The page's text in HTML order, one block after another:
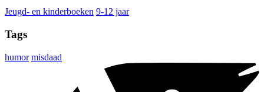
Jeugd- en kinderboeken 9-12 jaar
Tags
humor misdaad